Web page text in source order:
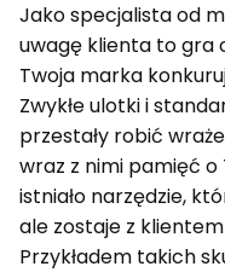
Jako specjalista od
uwagę klienta to gra
Twoja marka
Zwykłe ulotki i
przestały robić
wraz z nimi pamięć
istniało narzędzie,
ale zostaje z
Przykładem takich